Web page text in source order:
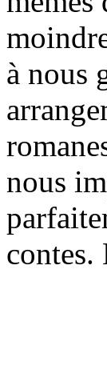
à nous
nous
contes.